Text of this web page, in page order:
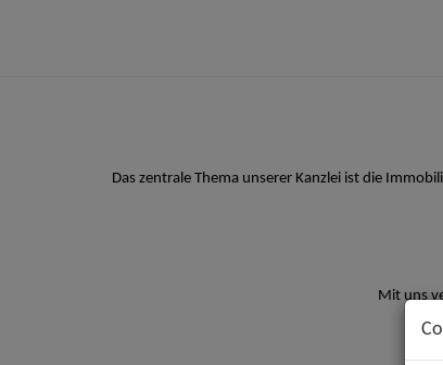
Das zentrale Thema unserer Kanzlei ist die
Mit uns